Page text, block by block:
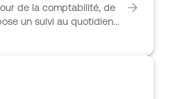
de la comptabilité, de
un suivi au quotidien,
pilotage comme aux
prendre les bonnes